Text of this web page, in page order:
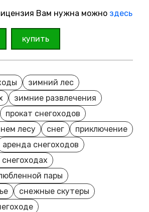
Вам нужна можно здесь
купить
зимний лес
зимние развлечения
прокат снегоходов
лесу
снег
приключение
аренда снегоходов
пары
снежные скутеры